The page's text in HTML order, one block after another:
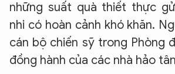
những suất quà thiết thực
nhi có hoàn cảnh khó khăn.
cán bộ chiến sỹ trong Phòng
đồng hành của các nhà hảo